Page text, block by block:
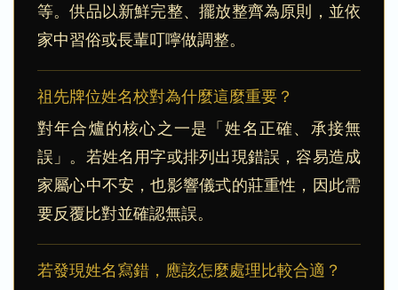
等。供品以新鮮完整、擺放整齊為原則，並依
家中習俗或長輩叮嚀做調整。
祖先牌位姓名校對為什麼這麼重要？
對年合爐的核心之一是「姓名正確、承接無
誤」。若姓名用字或排列出現錯誤，容易造成
家屬心中不安，也影響儀式的莊重性，因此需
要反覆比對並確認無誤。
若發現姓名寫錯，應該怎麼處理比較合適？